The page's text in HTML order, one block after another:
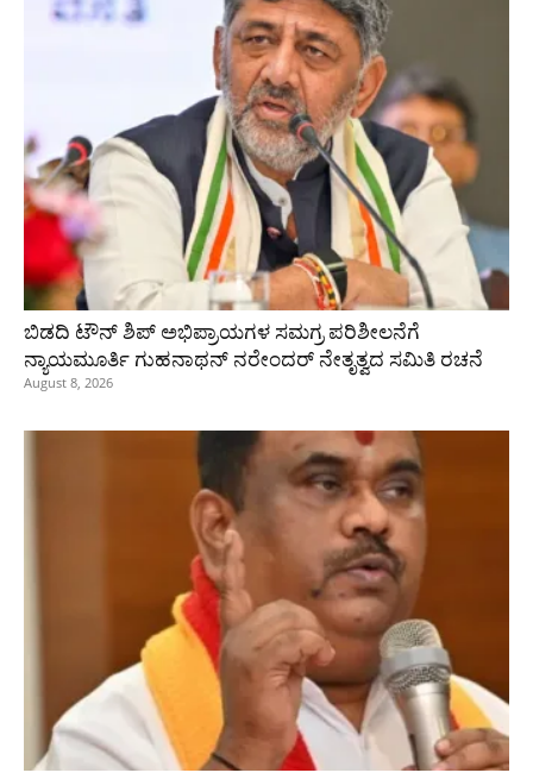
ಬಿಡದಿ ಟೌನ್ ಶಿಪ್ ಅಭಿಪ್ರಾಯಗಳ ಸಮಗ್ರ ಪರಿಶೀಲನೆಗೆ
ನ್ಯಾಯಮೂರ್ತಿ ಗುಹನಾಥನ್ ನರೇಂದರ್ ನೇತೃತ್ವದ ಸಮಿತಿ ರಚನೆ
August 8, 2026